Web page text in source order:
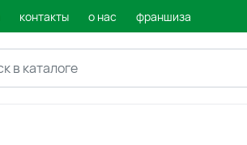
контакты о нас франшиза